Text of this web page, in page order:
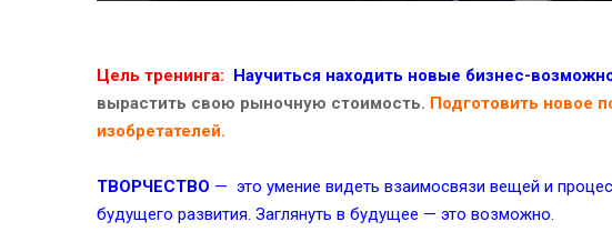
Цель тренинга: Научиться находить новые бизнес-
вырастить свою рыночную стоимость. Подготовить новое
изобретателей.
ТВОРЧЕСТВО — это умение видеть взаимосвязи вещей и
будущего развития. Заглянуть в будущее — это возможно.